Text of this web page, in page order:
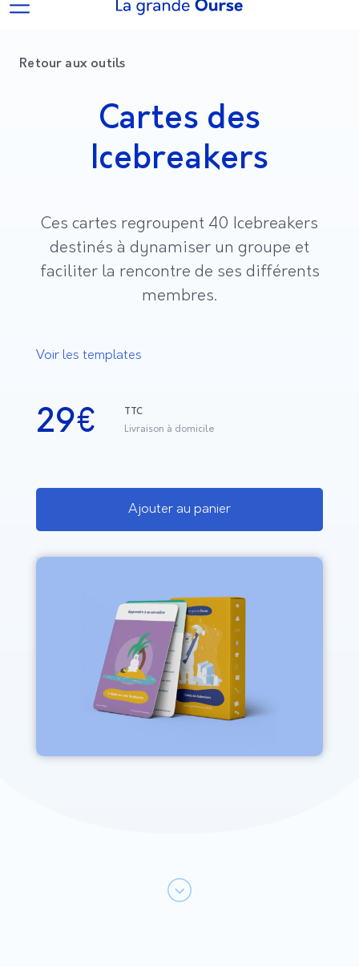
Retour aux outils
Cartes des
Icebreakers
Ces cartes regroupent 40 Icebreakers
destinés à dynamiser un groupe et
faciliter la rencontre de ses différents
membres.
Voir les templates
29€ TTC
Livraison à domicile
Ajouter au panier